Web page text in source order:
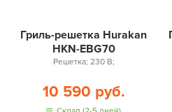
Гриль-решетка Hurakan
HKN-EBG70
Решетка; 230 В;
10 590 руб.